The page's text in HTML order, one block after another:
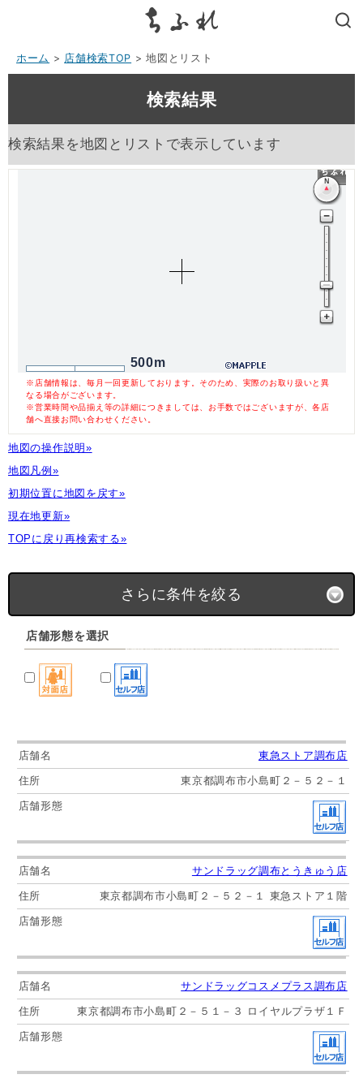
ホーム > 店舗検索TOP > 地図とリスト
検索結果
検索結果を地図とリストで表示しています
500m
※店舗情報は、毎月一回更新しております。そのため、実際のお取り扱いと異
なる場合がございます。
※営業時間や品揃え等の詳細につきましては、お手数ではございますが、各店
舗へ直接お問い合わせください。
地図の操作説明»
地図凡例»
初期位置に地図を戻す»
現在地更新»
TOPに戻り再検索する»
さらに条件を絞る
店舗形態を選択
東急ストア調布店
東京都調布市小島町２－５２－１
サンドラッグ調布とうきゅう店
東京都調布市小島町２－５２－１ 東急ストア１階
サンドラッグコスメプラス調布店
東京都調布市小島町２－５１－３ ロイヤルプラザ１Ｆ